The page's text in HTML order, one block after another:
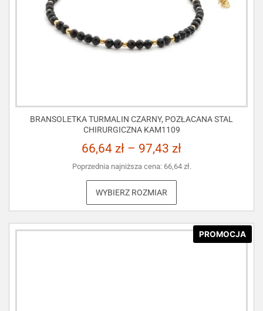
BRANSOLETKA TURMALIN CZARNY, POZŁACANA STAL
CHIRURGICZNA KAM1109
66,64 zł – 97,43 zł
Poprzednia najniższa cena: 66,64 zł.
WYBIERZ ROZMIAR
PROMOCJA